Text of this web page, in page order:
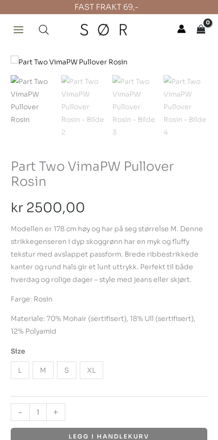
FAST FRAKT 69,-
Part Two VimaPW Pullover
Rosin
kr2500,00
Modellen er 178 cm høy og har på seg størrelse M. Denne
strikkegenseren i dyp skoggrønn har en myk og fluffy
tekstur med avslappet passform. Brede ribbestrikkede
kanter og rund hals gir et lunt uttrykk. Perfekt til både
hverdag og rolige dager – style med jeans eller skjørt.
Farge: Rosin
Materiale: 70% Mohair (sertifisert), 18% Ull (sertifisert),
12% Polyamid
Size
L M S XL
-
Part
Two
VimaPW
Pullover
Rosin
antall
+
LEGG I HANDLEKURV